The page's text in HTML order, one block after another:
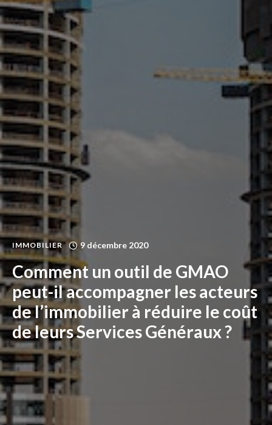
IMMOBILIER 9 décembre 2020
Comment un outil de GMAO
peut-il accompagner les acteurs
de l’immobilier à réduire le coût
de leurs Services Généraux ?